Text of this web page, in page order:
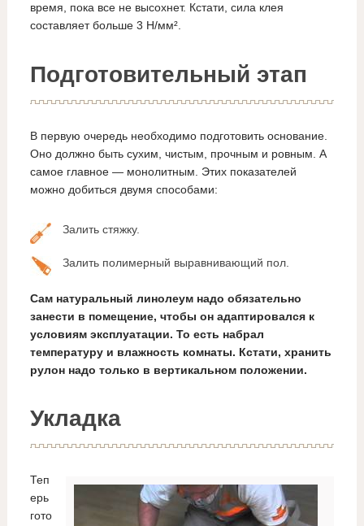
время, пока все не высохнет. Кстати, сила клея
составляет больше 3 H/мм².
Подготовительный этап
В первую очередь необходимо подготовить основание.
Оно должно быть сухим, чистым, прочным и ровным. А
самое главное — монолитным. Этих показателей
можно добиться двумя способами:
Залить стяжку.
Залить полимерный выравнивающий пол.
Сам натуральный линолеум надо обязательно
занести в помещение, чтобы он адаптировался к
условиям эксплуатации. То есть набрал
температуру и влажность комнаты. Кстати, хранить
рулон надо только в вертикальном положении.
Укладка
Теп
ерь
гото